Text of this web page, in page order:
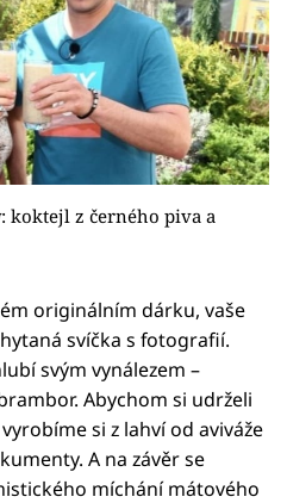
koktejl z černého piva a
originálním dárku, vaše
svíčka s fotografií.
svým vynálezem –
Abychom si udrželi
si z lahví od aviváže
A na závěr se
míchání mátového